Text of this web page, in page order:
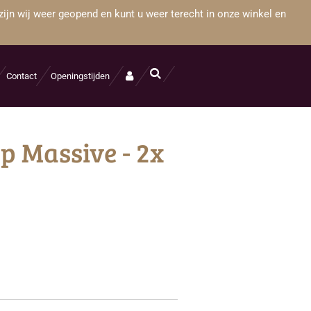
wij weer geopend en kunt u weer terecht in onze winkel en
Contact Openingstijden
Massive - 2x